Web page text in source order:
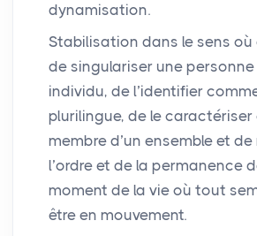
dynamisation.
Stabilisation dans le sens où
de singulariser une
individu, de l’identifier
plurilingue, de le
membre d’un ensemble et
l’ordre et de la permanence
moment de la vie où tout
être en mouvement.